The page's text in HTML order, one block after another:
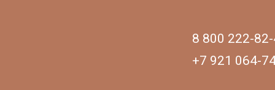
8 800 222-
+7 921 064-